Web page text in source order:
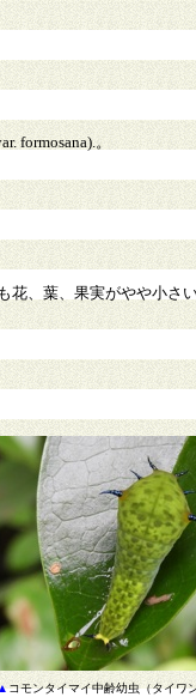
formosana).。
花、葉、果実がやや小さ
コモンタイマイ中齢幼虫（タイワ